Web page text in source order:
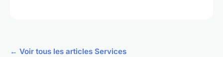
← Voir tous les articles Services